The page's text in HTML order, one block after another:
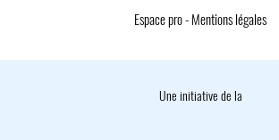
Espace pro- Mentions légales
Une initiative de la